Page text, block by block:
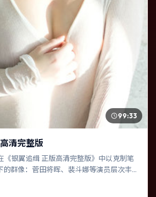
99:33
清完整版
《银翼追缉 正版高清完整版》中以克制笔
的群像：菅田将晖、裴斗娜等演员层次丰
作品，故事从日常裂缝切入，逐步推向不
语言统一，情感落点克制有力。